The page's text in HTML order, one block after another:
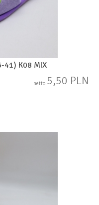
41) K08 MIX
netto 5,50 PLN